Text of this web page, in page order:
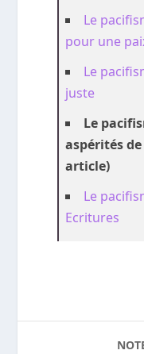
Le
pour une
Le
juste
Le
aspérités
article)
Le
Ecritures